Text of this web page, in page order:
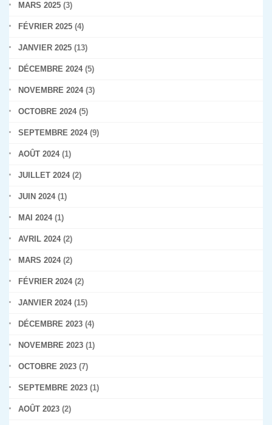
MARS 2025 (3)
FÉVRIER 2025 (4)
JANVIER 2025 (13)
DÉCEMBRE 2024(5)
NOVEMBRE 2024(3)
OCTOBRE 2024(5)
SEPTEMBRE 2024(9)
AOÛT 2024(1)
JUILLET 2024(2)
JUIN 2024(1)
MAI 2024(1)
AVRIL 2024(2)
MARS 2024(2)
FÉVRIER 2024(2)
JANVIER 2024(15)
DÉCEMBRE 2023 (4)
NOVEMBRE 2023 (1)
OCTOBRE 2023 (7)
SEPTEMBRE 2023 (1)
AOÛT 2023 (2)